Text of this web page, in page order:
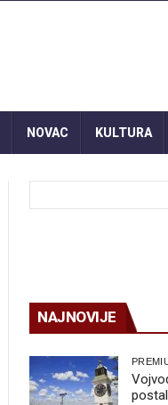
NOVAC KULTURA
NAJNOVIJE